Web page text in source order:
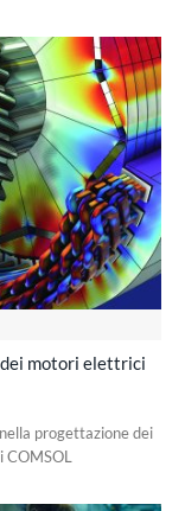
motori elettrici
progettazione dei